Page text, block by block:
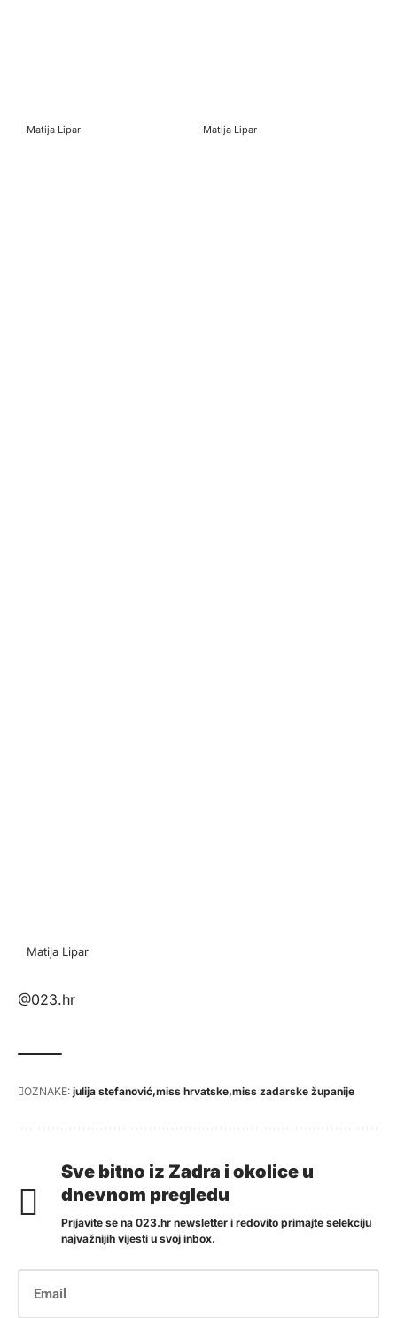
Matija Lipar Matija Lipar
Matija Lipar
@023.hr
OZNAKE: julija stefanović miss hrvatske miss zadarske županije
Sve bitno iz Zadra i okolice u
dnevnom pregledu
Prijavite se na 023.hr newsletter i redovito primajte selekciju
najvažnijih vijesti u svoj inbox.